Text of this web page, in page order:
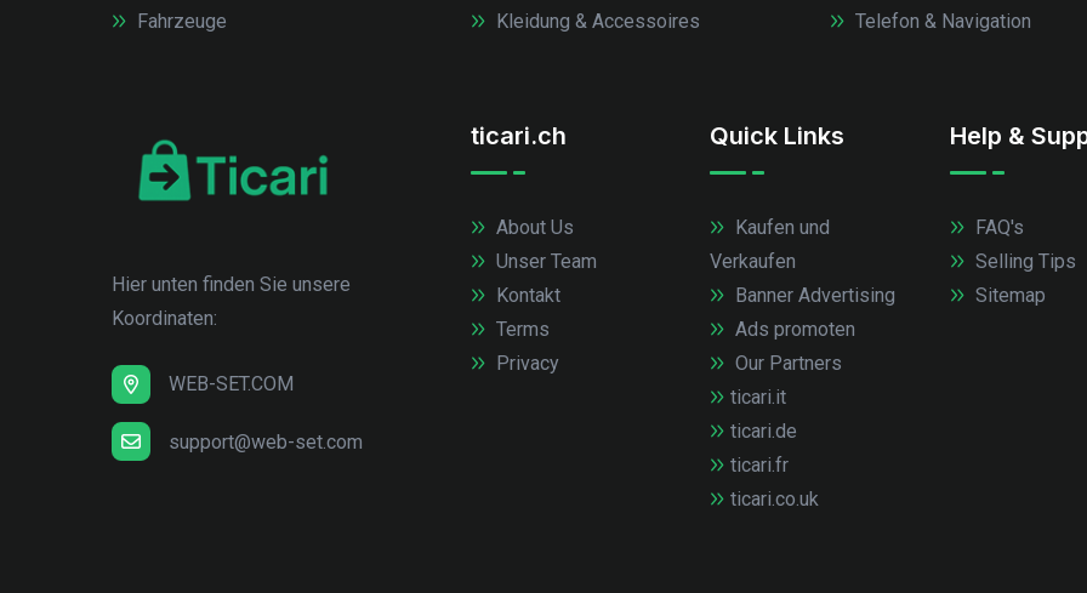
Fahrzeuge
Kleidung & Accessoires
Telefon & Navigation
Hier unten finden Sie unsere
Koordinaten:
WEB-SET.COM
support@web-set.com
ticari.ch
About Us
Unser Team
Kontakt
Terms
Privacy
Quick Links
Kaufen und
Verkaufen
Banner Advertising
Ads promoten
Our Partners
ticari.it
ticari.de
ticari.fr
ticari.co.uk
Help &
FAQ's
Selling Tips
Sitemap